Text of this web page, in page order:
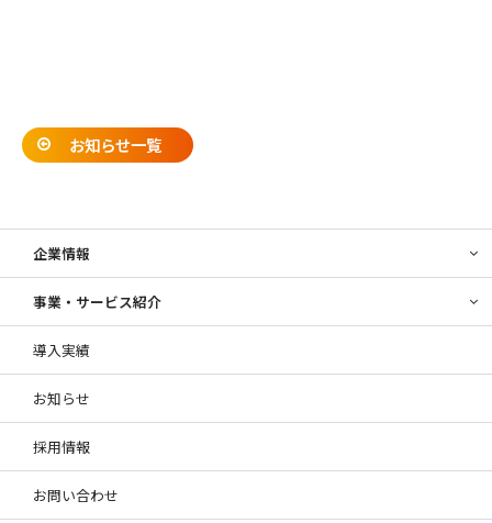
お知らせ一覧
企業情報
事業・サービス紹介
導入実績
お知らせ
採用情報
お問い合わせ